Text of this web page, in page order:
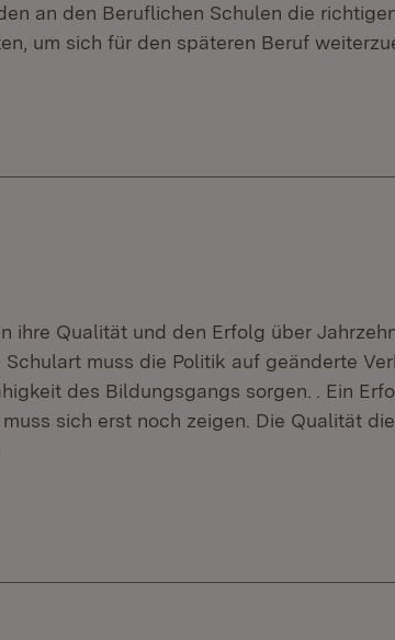
an den Beruflichen Schulen die
um sich für den späteren Beruf
ihre Qualität und den Erfolg über
muss die Politik auf geänderte
des Bildungsgangs sorgen. . Ein
sich erst noch zeigen. Die Qualität